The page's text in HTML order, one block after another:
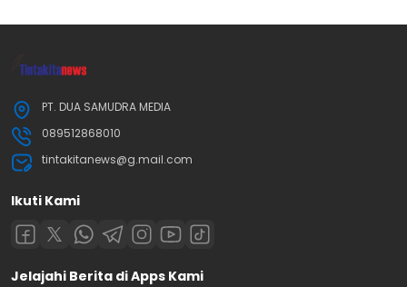
PT. DUA SAMUDRA MEDIA
089512868010
tintakitanews@g.mail.com
Ikuti Kami
Jelajahi Berita di Apps Kami